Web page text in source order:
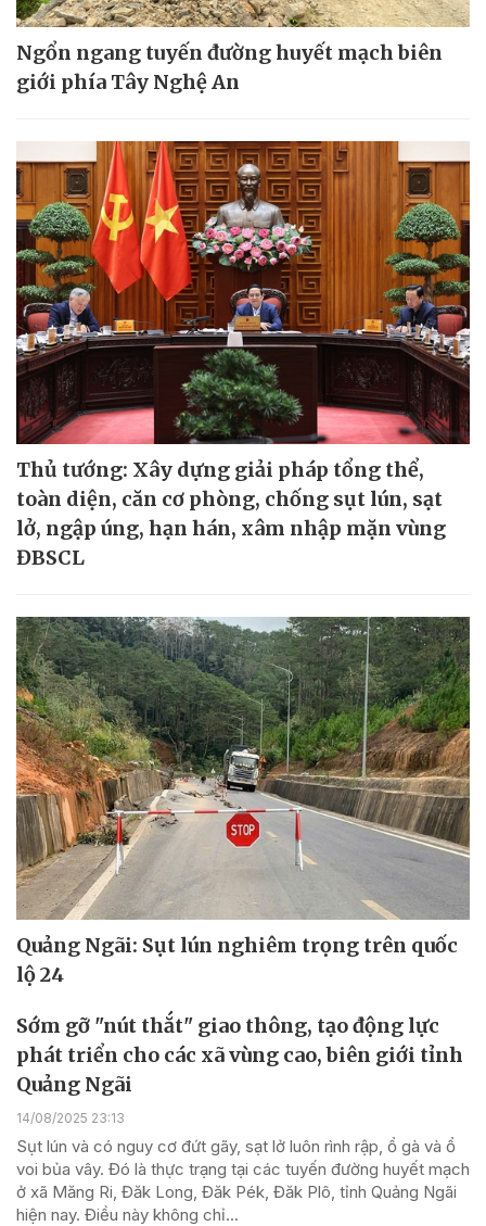
Ngổn ngang tuyến đường huyết mạch biên
giới phía Tây Nghệ An
Thủ tướng: Xây dựng giải pháp tổng thể,
toàn diện, căn cơ phòng, chống sụt lún, sạt
lở, ngập úng, hạn hán, xâm nhập mặn vùng
ĐBSCL
Quảng Ngãi: Sụt lún nghiêm trọng trên quốc
lộ 24
Sớm gỡ "nút thắt" giao thông, tạo động lực
phát triển cho các xã vùng cao, biên giới tỉnh
Quảng Ngãi
14/08/2025 23:13
Sụt lún và có nguy cơ đứt gãy, sạt lở luôn rình rập, ổ gà và ổ
voi bủa vây. Đó là thực trạng tại các tuyến đường huyết mạch
ở xã Măng Ri, Đăk Long, Đăk Pék, Đăk Plô, tỉnh Quảng Ngãi
hiện nay. Điều này không chỉ...